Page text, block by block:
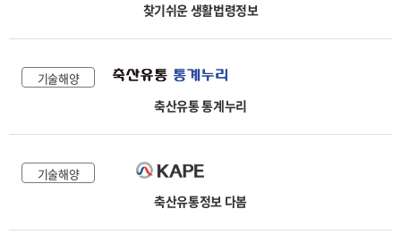
찾기쉬운 생활법령정보
기술해양
축산유통 통계누리
기술해양
축산유통정보 다봄